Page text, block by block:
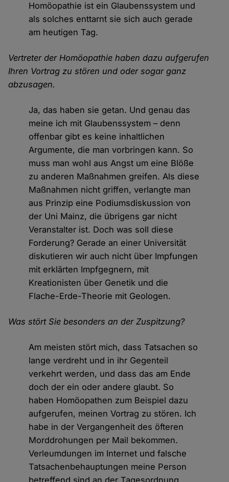
Homöopathie ist ein Glaubenssystem und
als solches enttarnt sie sich auch gerade
am heutigen Tag.
Vertreter der Homöopathie haben dazu aufgerufen
Ihren Vortrag zu stören und oder sogar ganz
abzusagen.
Ja, das haben sie getan. Und genau das
meine ich mit Glaubenssystem – denn
offenbar gibt es keine inhaltlichen
Argumente, die man vorbringen kann. So
muss man wohl aus Angst um eine Blöße
zu anderen Maßnahmen greifen. Als diese
Maßnahmen nicht griffen, verlangte man
aus Prinzip eine Podiumsdiskussion von
der Uni Mainz, die übrigens gar nicht
Veranstalter ist. Doch was soll diese
Forderung? Gerade an einer Universität
diskutieren wir auch nicht über Impfungen
mit erklärten Impfgegnern, mit
Kreationisten über Genetik und die
Flache-Erde-Theorie mit Geologen.
Was stört Sie besonders an der Zuspitzung?
Am meisten stört mich, dass Tatsachen so
lange verdreht und in ihr Gegenteil
verkehrt werden, und dass das am Ende
doch der ein oder andere glaubt. So
haben Homöopathen zum Beispiel dazu
aufgerufen, meinen Vortrag zu stören. Ich
habe in der Vergangenheit des öfteren
Morddrohungen per Mail bekommen.
Verleumdungen im Internet und falsche
Tatsachenbehauptungen meine Person